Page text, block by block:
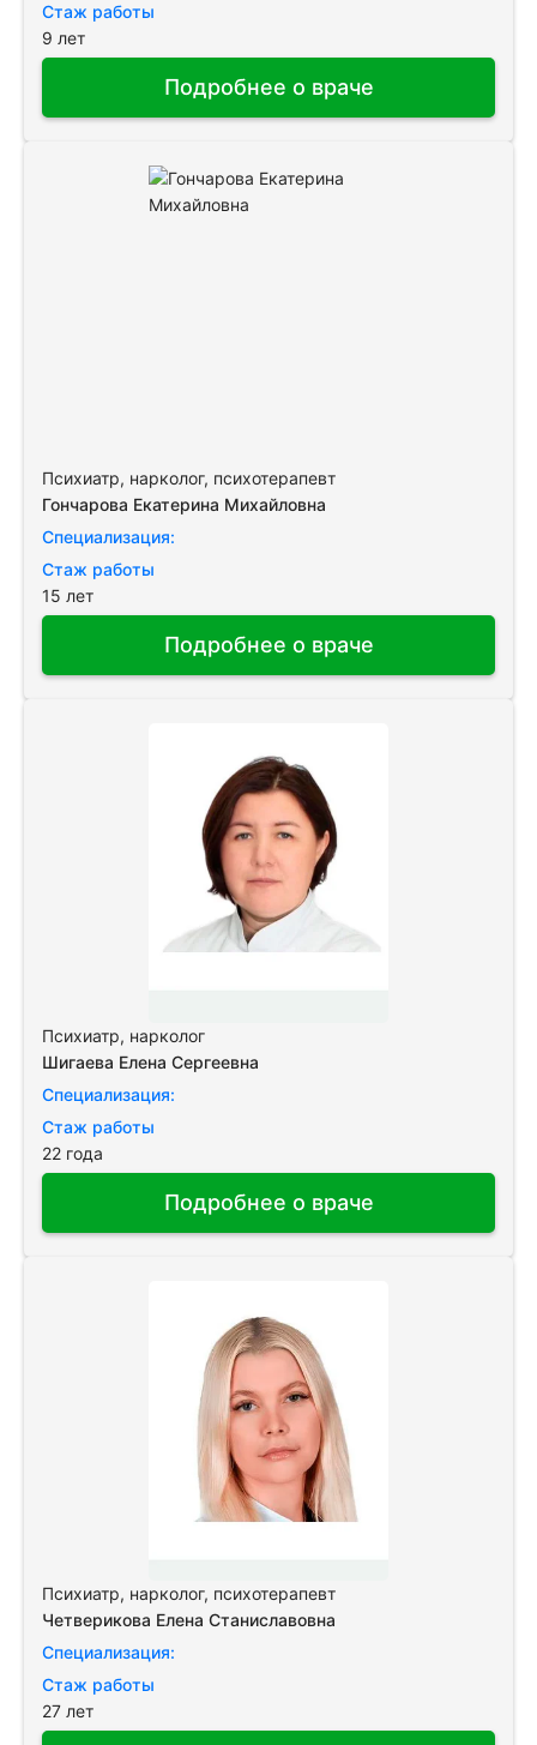
Стаж работы
9 лет
Подробнее о враче
Психиатр, нарколог, психотерапевт
Гончарова Екатерина Михайловна
Специализация:
Стаж работы
15 лет
Подробнее о враче
Психиатр, нарколог
Шигаева Елена Сергеевна
Специализация:
Стаж работы
22 года
Подробнее о враче
Психиатр, нарколог, психотерапевт
Четверикова Елена Станиславовна
Специализация:
Стаж работы
27 лет